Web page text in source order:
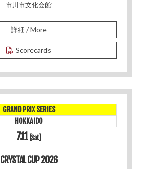
市川市文化会館
詳細 / More
Scorecards
GRAND PRIX SERIES
HOKKAIDO
7.11 [Sat]
CRYSTAL CUP 2026